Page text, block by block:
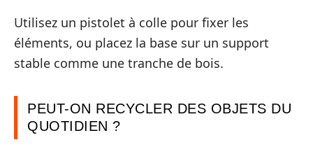
Utilisez un pistolet à colle pour fixer les
éléments, ou placez la base sur un support
stable comme une tranche de bois.
PEUT-ON RECYCLER DES OBJETS DU
QUOTIDIEN ?